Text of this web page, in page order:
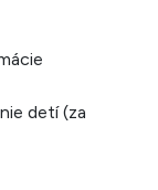
detí (za